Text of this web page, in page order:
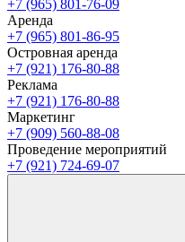
+7 (965) 801-76-09
Аренда
+7 (965) 801-86-95
Островная аренда
+7 (921) 176-80-88
Реклама
+7 (921) 176-80-88
Маркетинг
+7 (909) 560-88-08
Проведение мероприятий
+7 (921) 724-69-07